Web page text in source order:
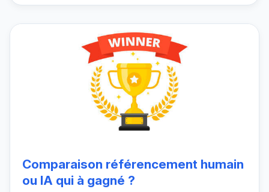
Comparaison référencement humain
ou IA qui à gagné ?